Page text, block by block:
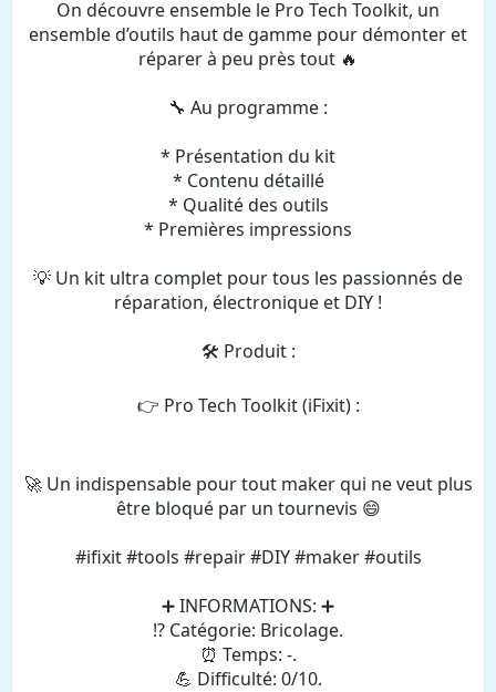
On découvre ensemble le Pro Tech Toolkit, un
ensemble d’outils haut de gamme pour démonter et
réparer à peu près tout 🔥
🔧 Au programme :
* Présentation du kit
* Contenu détaillé
* Qualité des outils
* Premières impressions
💡 Un kit ultra complet pour tous les passionnés de
réparation, électronique et DIY !
🛠️ Produit :
👉 Pro Tech Toolkit (iFixit) :
🚀 Un indispensable pour tout maker qui ne veut plus
être bloqué par un tournevis 😄
#ifixit #tools #repair #DIY #maker #outils
➕ INFORMATIONS: ➕
⁉️ Catégorie: Bricolage.
⏰ Temps: -.
💪 Difficulté: 0/10.